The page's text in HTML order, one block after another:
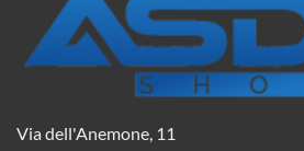
Via dell'Anemone, 11